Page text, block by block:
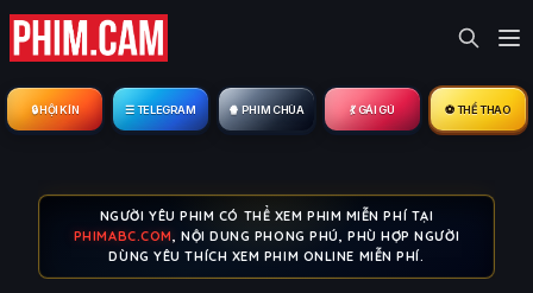
🔒︎ HỘI KÍN ☰ TELEGRAM 🍿 PHIM CHÙA 💃 GÁI GÚ ⚽ THỂ THAO
NGƯỜI YÊU PHIM CÓ THỂ XEM PHIM MIỄN PHÍ TẠI
PHIMABC.COM, NỘI DUNG PHONG PHÚ, PHÙ HỢP NGƯỜI
DÙNG YÊU THÍCH XEM PHIM ONLINE MIỄN PHÍ.